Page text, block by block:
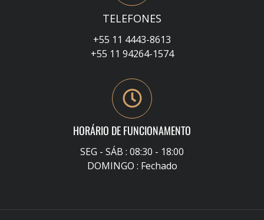
TELEFONES
+55 11 4443-8613
+55 11 94264-1574
HORÁRIO DE FUNCIONAMENTO
SEG - SÁB : 08:30 - 18:00
DOMINGO : Fechado